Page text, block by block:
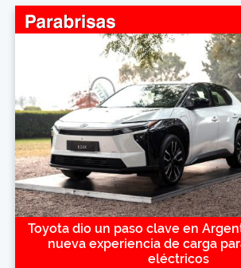
Toyota dio un paso clave en
nueva experiencia de carga
eléctricos